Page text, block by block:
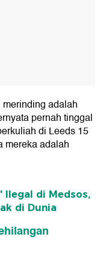
adalah
pernah tinggal
di Leeds 15
mereka adalah
Ilegal di Medsos,
di Dunia